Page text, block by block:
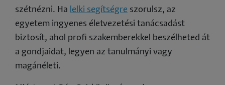
szétnézni. Ha lelki segítségre szorulsz, az
egyetem ingyenes életvezetési tanácsadást
biztosít, ahol profi szakemberekkel beszélheted át
a gondjaidat, legyen az tanulmányi vagy
magánéleti.